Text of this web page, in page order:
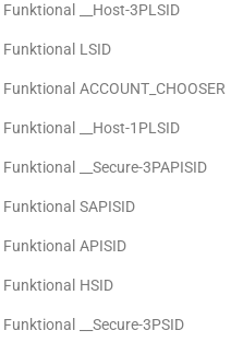
Funktional
__Host-3PLSID
Funktional LSID
Funktional ACCOUNT_CHOOSER
Funktional __Host-1PLSID
Funktional __Secure-3PAPISID
Funktional SAPISID
Funktional APISID
Funktional HSID
Funktional __Secure-3PSID